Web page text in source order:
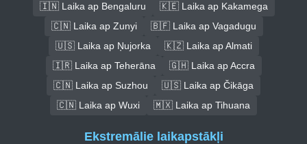
🇮🇳 Laika ap Bengaluru
🇰🇪 Laika ap Kakamega
🇨🇳 Laika ap Zunyi
🇧🇫 Laika ap Vagadugu
🇺🇸 Laika ap Ņujorka
🇰🇿 Laika ap Almati
🇮🇷 Laika ap Teherāna
🇬🇭 Laika ap Accra
🇨🇳 Laika ap Suzhou
🇺🇸 Laika ap Čikāga
🇨🇳 Laika ap Wuxi
🇲🇽 Laika ap Tihuana
Ekstremālie laikapstākļi